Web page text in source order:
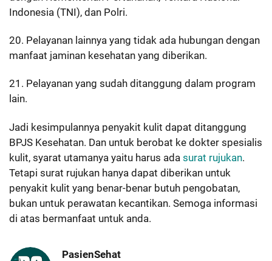
Indonesia (TNI), dan Polri.
20. Pelayanan lainnya yang tidak ada hubungan dengan
manfaat jaminan kesehatan yang diberikan.
21. Pelayanan yang sudah ditanggung dalam program
lain.
Jadi kesimpulannya penyakit kulit dapat ditanggung
BPJS Kesehatan. Dan untuk berobat ke dokter spesialis
kulit, syarat utamanya yaitu harus ada surat rujukan.
Tetapi surat rujukan hanya dapat diberikan untuk
penyakit kulit yang benar-benar butuh pengobatan,
bukan untuk perawatan kecantikan. Semoga informasi
di atas bermanfaat untuk anda.
PasienSehat